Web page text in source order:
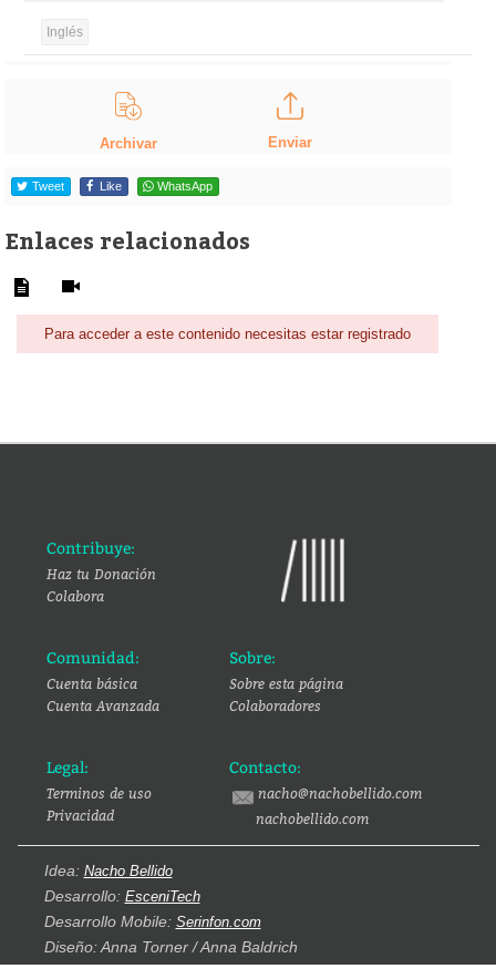
Inglés
Archivar Enviar
Tweet Like WhatsApp
Enlaces relacionados
Para acceder a este contenido necesitas estar registrado
Contribuye:
Haz tu Donación
Colabora
Comunidad:
Cuenta básica
Cuenta Avanzada
Sobre:
Sobre esta página
Colaboradores
Legal:
Terminos de uso
Privacidad
Contacto:
nacho@nachobellido.com
nachobellido.com
Idea: Nacho Bellido
Desarrollo: EsceniTech
Desarrollo Mobile: Serinfon.com
Diseño: Anna Torner / Anna Baldrich